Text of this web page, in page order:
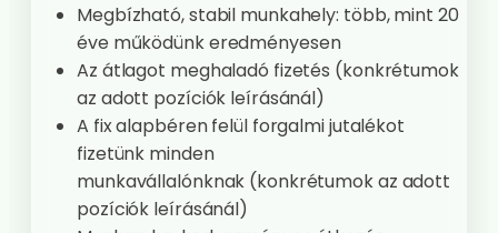
Megbízható, stabil munkahely: több, mint 20
éve működünk eredményesen
Az átlagot meghaladó fizetés (konkrétumok
az adott pozíciók leírásánál)
A fix alapbéren felül forgalmi jutalékot
fizetünk minden
munkavállalónknak (konkrétumok az adott
pozíciók leírásánál)